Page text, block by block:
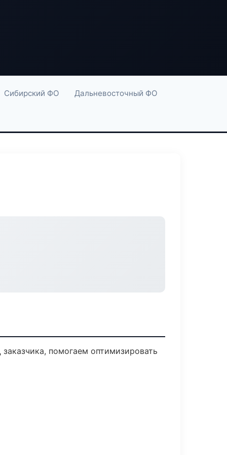
Сибирский ФО Дальневосточный ФО
помогаем оптимизировать